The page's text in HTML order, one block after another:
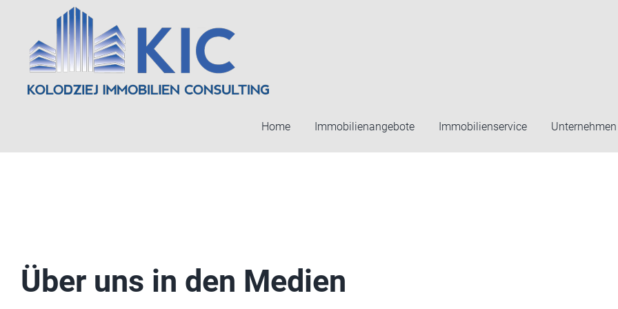
springen
Home Immobilienangebote Immobilienservice Unternehmen
Über uns in den Medien